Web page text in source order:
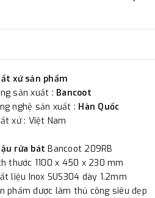
xứ sản phẩm
sản xuất : Bancoot
nghệ sản xuất : Hàn Quốc
xứ : Việt Nam
rửa bátBancoot 209RB
thước 1100 x 450 x 230 mm
liệu Inox SUS304 dày 1.2mm
phẩm được làm thủ công siêu đẹp